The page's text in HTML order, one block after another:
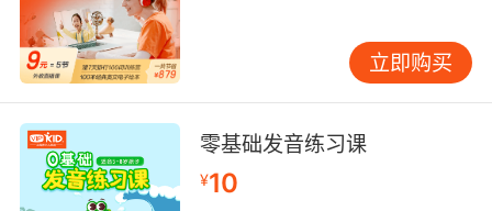
立即购买
零基础发音练习课
¥10